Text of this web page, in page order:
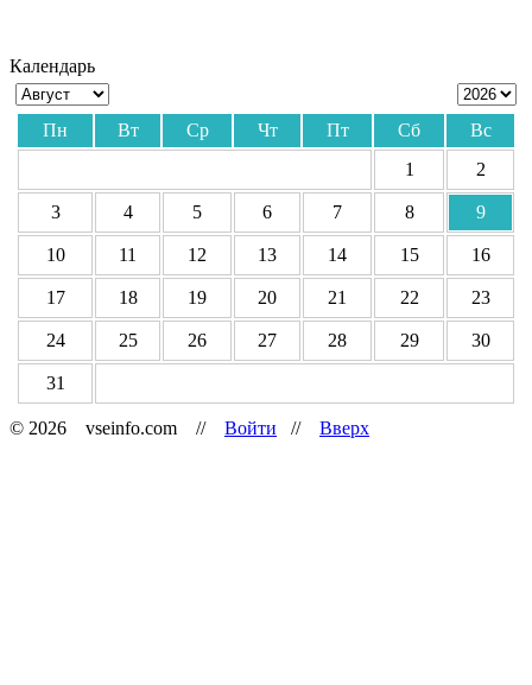
Календарь
Пн Вт Ср Чт Пт Сб
Вс
1
2
3 4 5 6 7 8 9
10 11 12 13 14 15 16
17 18 19 20 21 22 23
24 25 26 27 28 29 30
31
© 2026 vseinfo.com // Войти // Вверх